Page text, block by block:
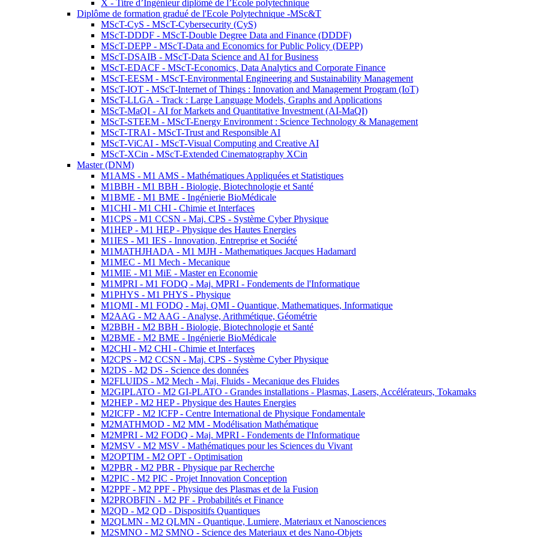
X - Titre d’Ingénieur diplômé de l’École polytechnique
Diplôme de formation gradué de l'Ecole Polytechnique -MSc&T
MScT-CyS - MScT-Cybersecurity (CyS)
MScT-DDDF - MScT-Double Degree Data and Finance (DDDF)
MScT-DEPP - MScT-Data and Economics for Public Policy (DEPP)
MScT-DSAIB - MScT-Data Science and AI for Business
MScT-EDACF - MScT-Economics, Data Analytics and Corporate Finance
MScT-EESM - MScT-Environmental Engineering and Sustainability Management
MScT-IOT - MScT-Internet of Things : Innovation and Management Program (IoT)
MScT-LLGA - Track : Large Language Models, Graphs and Applications
MScT-MaQI - AI for Markets and Quantitative Investment (AI-MaQI)
MScT-STEEM - MScT-Energy Environment : Science Technology & Management
MScT-TRAI - MScT-Trust and Responsible AI
MScT-ViCAI - MScT-Visual Computing and Creative AI
MScT-XCin - MScT-Extended Cinematography XCin
Master (DNM)
M1AMS - M1 AMS - Mathématiques Appliquées et Statistiques
M1BBH - M1 BBH - Biologie, Biotechnologie et Santé
M1BME - M1 BME - Ingénierie BioMédicale
M1CHI - M1 CHI - Chimie et Interfaces
M1CPS - M1 CCSN - Maj. CPS - Système Cyber Physique
M1HEP - M1 HEP - Physique des Hautes Energies
M1IES - M1 IES - Innovation, Entreprise et Société
M1MATHJHADA - M1 MJH - Mathematiques Jacques Hadamard
M1MEC - M1 Mech - Mecanique
M1MIE - M1 MiE - Master en Economie
M1MPRI - M1 FODQ - Maj. MPRI - Fondements de l'Informatique
M1PHYS - M1 PHYS - Physique
M1QMI - M1 FODQ - Maj. QMI - Quantique, Mathematiques, Informatique
M2AAG - M2 AAG - Analyse, Arithmétique, Géométrie
M2BBH - M2 BBH - Biologie, Biotechnologie et Santé
M2BME - M2 BME - Ingénierie BioMédicale
M2CHI - M2 CHI - Chimie et Interfaces
M2CPS - M2 CCSN - Maj. CPS - Système Cyber Physique
M2DS - M2 DS - Science des données
M2FLUIDS - M2 Mech - Maj. Fluids - Mecanique des Fluides
M2GIPLATO - M2 GI-PLATO - Grandes installations - Plasmas, Lasers, Accélérateurs, Tokamaks
M2HEP - M2 HEP - Physique des Hautes Energies
M2ICFP - M2 ICFP - Centre International de Physique Fondamentale
M2MATHMOD - M2 MM - Modélisation Mathématique
M2MPRI - M2 FODQ - Maj. MPRI - Fondements de l'Informatique
M2MSV - M2 MSV - Mathématiques pour les Sciences du Vivant
M2OPTIM - M2 OPT - Optimisation
M2PBR - M2 PBR - Physique par Recherche
M2PIC - M2 PIC - Projet Innovation Conception
M2PPF - M2 PPF - Physique des Plasmas et de la Fusion
M2PROBFIN - M2 PF - Probabilités et Finance
M2QD - M2 QD - Dispositifs Quantiques
M2QLMN - M2 QLMN - Quantique, Lumiere, Materiaux et Nanosciences
M2SMNO - M2 SMNO - Science des Materiaux et des Nano-Objets